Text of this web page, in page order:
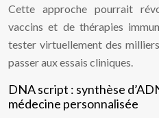
Cette approche pourrait
vaccins et de thérapies
tester virtuellement des
passer aux essais cliniques.
DNA script : synthèse
médecine personnalisée